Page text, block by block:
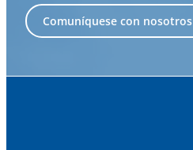
Comuníquese con nosotros